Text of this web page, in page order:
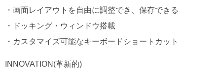
・画面レイアウトを自由に調整でき、保存できる
・ドッキング・ウィンドウ搭載
・カスタマイズ可能なキーボードショートカット
INNOVATION(革新的)